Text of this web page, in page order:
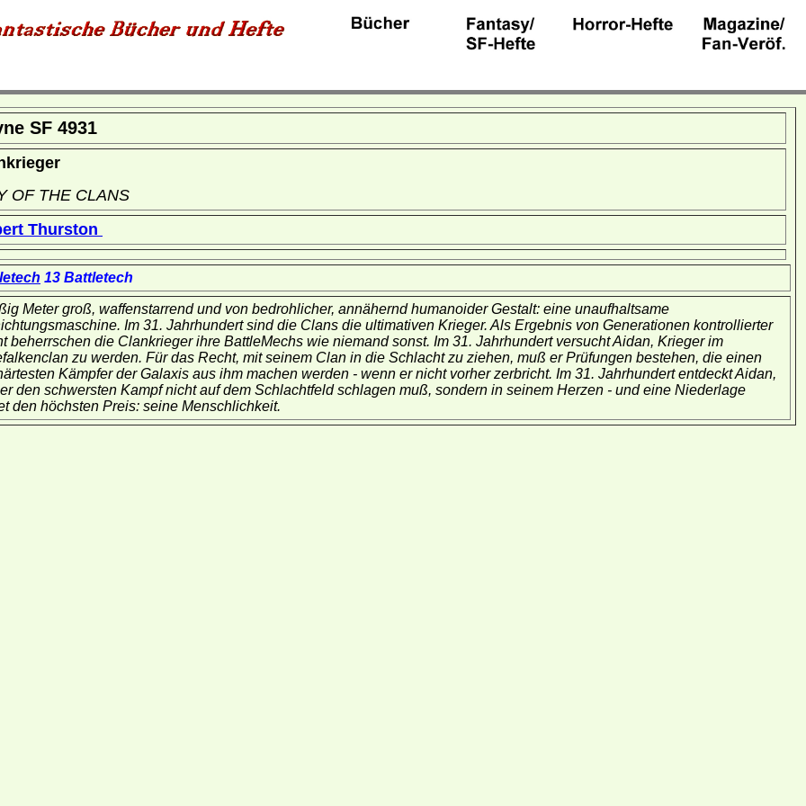
SF 4931
OF THE CLANS
Thurston
13 Battletech
Meter groß, waffenstarrend und von bedrohlicher, annähernd humanoider Gestalt: eine unaufhaltsame
Im 31. Jahrhundert sind die Clans die ultimativen Krieger. Als Ergebnis von Generationen kontrollierter
beherrschen die Clankrieger ihre BattleMechs wie niemand sonst. Im 31. Jahrhundert versucht Aidan, Krieger im
zu werden. Für das Recht, mit seinem Clan in die Schlacht zu ziehen, muß er Prüfungen bestehen, die einen
Kämpfer der Galaxis aus ihm machen werden - wenn er nicht vorher zerbricht. Im 31. Jahrhundert entdeckt Aidan,
den schwersten Kampf nicht auf dem Schlachtfeld schlagen muß, sondern in seinem Herzen - und eine Niederlage
den höchsten Preis: seine Menschlichkeit.